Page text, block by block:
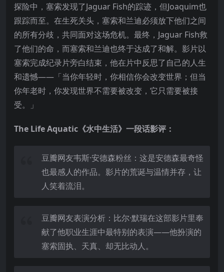
探险中，塞索发现了Jaguar Fish的踪迹，但Joaquim也
跟踪而至。在生死关头，塞索和兰迪必须放下他们之间
的所有分歧，共同面对这场危机。最终，Jaguar Fish救
了他们的命，而塞索和兰迪也终于达成了和解。影片以
塞索完成纪录片旁白结束，他在片中反思了自己的人生
和遗憾——「当你年轻时，你相信你会改变世界；但当
你年老时，你发现世界不需要被改变，它只需要被接
受。」
The Life Aquatic《水中生活》一段话影评：
豆瓣网友韦斯·安德森粉丝：这是安德森最奇怪
也最感人的作品。影片的荒诞与温情并存，让
人笑着流泪。
豆瓣网友表演分析：比尔·默瑞在这部影片里奉
献了他职业生涯中最特别的表演——他扮演的
塞索固执、天真、却无比动人。